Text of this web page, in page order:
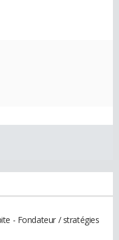
- Fondateur / stratégies